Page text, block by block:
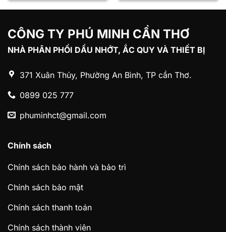
CÔNG TY PHÚ MINH CẦN THƠ
NHÀ PHÂN PHỐI DẦU NHỚT, ẮC QUY VÀ THIẾT BỊ
371 Xuân Thủy, Phường An Bình, TP cần Thơ.
0899 025 777
phuminhct@gmail.com
Chính sách
Chính sách bảo hành và bảo trì
Chính sách bảo mật
Chính sách thanh toán
Chính sách thành viên